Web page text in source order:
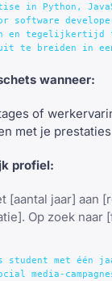
in Python,
software
en tegelijkertijd
wanneer:
of
met je prestaties
profiel:
[aantal jaar] aan
Op zoek
student met
media-